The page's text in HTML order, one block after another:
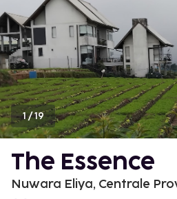
1/19
The Essence
Nuwara Eliya, Centrale